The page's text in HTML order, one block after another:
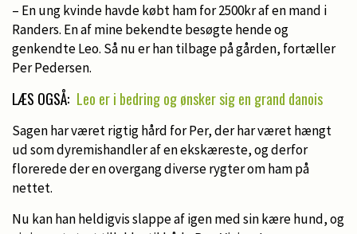
– En ung kvinde havde købt ham for 2500kr af en mand i
Randers. En af mine bekendte besøgte hende og
genkendte Leo. Så nu er han tilbage på gården, fortæller
Per Pedersen.
LÆS OGSÅ: Leo er i bedring og ønsker sig en grand danois
Sagen har været rigtig hård for Per, der har været hængt
ud som dyremishandler af en ekskæreste, og derfor
florerede der en overgang diverse rygter om ham på
nettet.
Nu kan han heldigvis slappe af igen med sin kære hund, og